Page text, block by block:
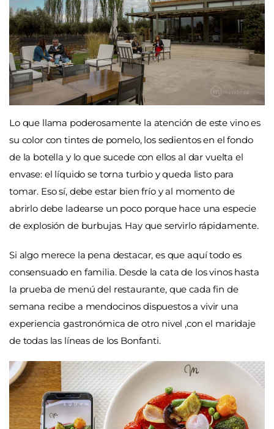
Lo que llama poderosamente la atención de este vino es
su color con tintes de pomelo, los sedientos en el fondo
de la botella y lo que sucede con ellos al dar vuelta el
envase: el líquido se torna turbio y queda listo para
tomar. Eso sí, debe estar bien frío y al momento de
abrirlo debe ladearse un poco porque hace una especie
de explosión de burbujas. Hay que servirlo rápidamente.
Si algo merece la pena destacar, es que aquí todo es
consensuado en familia. Desde la cata de los vinos hasta
la prueba de menú del restaurante, que cada fin de
semana recibe a mendocinos dispuestos a vivir una
experiencia gastronómica de otro nivel ,con el maridaje
de todas las líneas de los Bonfanti.